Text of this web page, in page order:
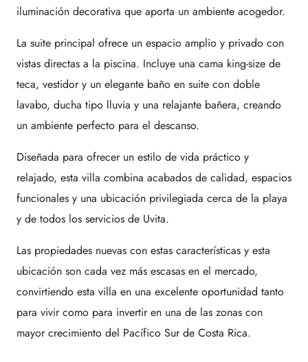
iluminación decorativa que aporta un ambiente acogedor.
La suite principal ofrece un espacio amplio y privado con
vistas directas a la piscina. Incluye una cama king-size de
teca, vestidor y un elegante baño en suite con doble
lavabo, ducha tipo lluvia y una relajante bañera, creando
un ambiente perfecto para el descanso.
Diseñada para ofrecer un estilo de vida práctico y
relajado, esta villa combina acabados de calidad, espacios
funcionales y una ubicación privilegiada cerca de la playa
y de todos los servicios de Uvita.
Las propiedades nuevas con estas características y esta
ubicación son cada vez más escasas en el mercado,
convirtiendo esta villa en una excelente oportunidad tanto
para vivir como para invertir en una de las zonas con
mayor crecimiento del Pacífico Sur de Costa Rica.